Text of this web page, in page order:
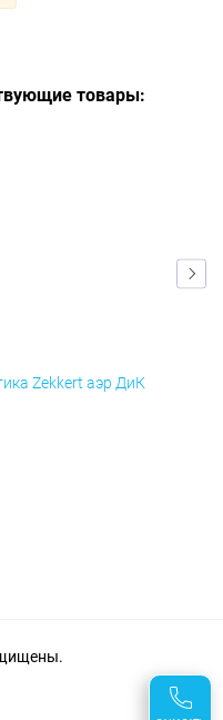
товары:
Zekkert аэр ДиК